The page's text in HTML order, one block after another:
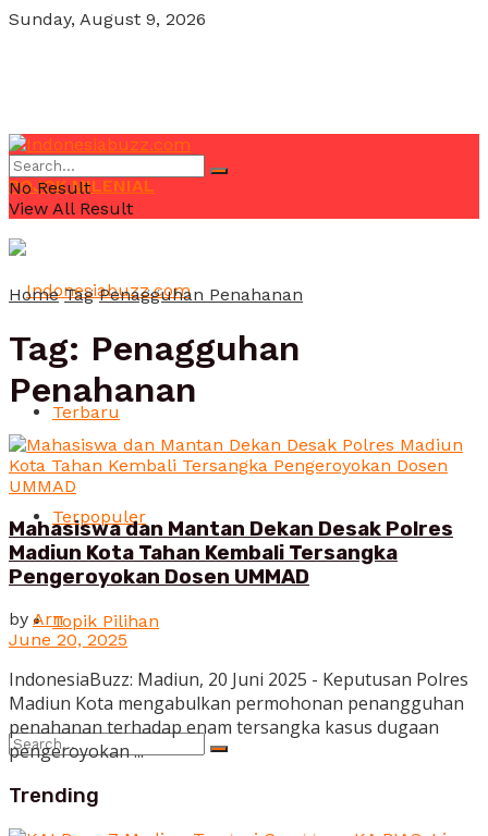
Sunday, August 9, 2026
POJOK MILENIAL
Terbaru
Terpopuler
Topik Pilihan
No Result
View All Result
Home Tag Penagguhan Penahanan
Tag: Penagguhan
Penahanan
Mahasiswa dan Mantan Dekan Desak Polres
Madiun Kota Tahan Kembali Tersangka
Pengeroyokan Dosen UMMAD
by Arn
June 20, 2025
IndonesiaBuzz: Madiun, 20 Juni 2025 - Keputusan Polres
Madiun Kota mengabulkan permohonan penangguhan
penahanan terhadap enam tersangka kasus dugaan
pengeroyokan ...
Trending